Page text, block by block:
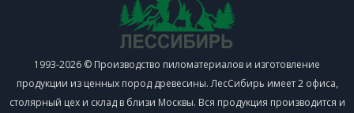
1993-2026 © Производство пиломатериалов и изготовление
продукции из ценных пород древесины. ЛесСибирь имеет 2 офиса,
столярный цех и склад в близи Москвы. Вся продукция производится и